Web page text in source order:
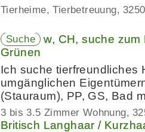
Tierheime, Tierbetreuung
Suche
w, CH, suche
Grünen
Ich suche tierfreundliches
umgänglichen
(Stauraum), PP, GS, Bad
3 bis 3.5 Zimmer Wohnung
Britisch Langhaar /